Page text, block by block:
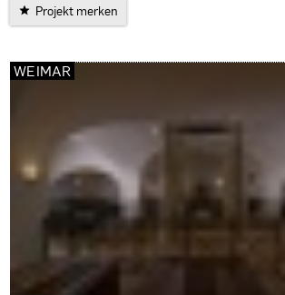
Projekt merken
WEIMAR